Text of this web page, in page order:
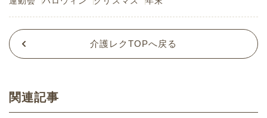
介護レクTOPへ戻る
関連記事